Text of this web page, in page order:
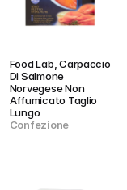
Food Lab, Carpaccio
Di Salmone
Norvegese Non
Affumicato Taglio
Lungo
Confezione